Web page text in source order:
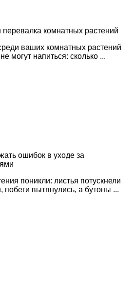
комнатных растений
ваших комнатных растений
могут напиться: сколько ...
ошибок в уходе за
поникли: листья потускнели
побеги вытянулись, а бутоны ...